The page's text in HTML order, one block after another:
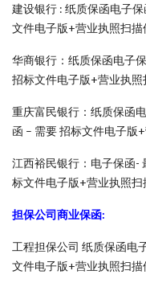
建设银行 : 纸质保函电子
文件电子版+营业执照扫描
华商银行：纸质保函电子
招标文件电子版+营业执
重庆富民银行：纸质保函
函 – 需要 招标文件电子版
江西裕民银行：电子保函-
标文件电子版+营业执照
担保公司商业保函:
工程担保公司 纸质保函电
文件电子版+营业执照扫描